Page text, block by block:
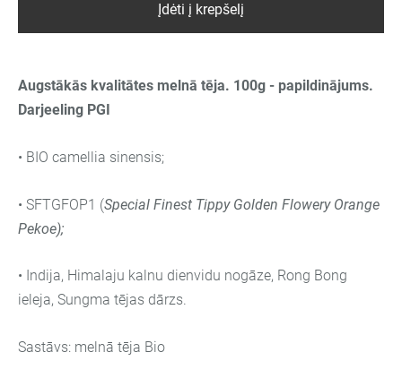
Įdėti į krepšelį
Augstākās kvalitātes melnā tēja. 100g - papildinājums.
Darjeeling PGI
• BIO camellia sinensis;
• SFTGFOP1 (Special Finest Tippy Golden Flowery Orange
Pekoe);
• Indija, Himalaju kalnu dienvidu nogāze, Rong Bong
ieleja, Sungma tējas dārzs.
Sastāvs: melnā tēja Bio